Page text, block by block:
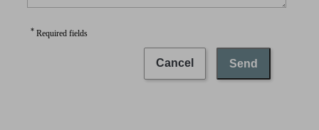
* Required fields
Cancel Send